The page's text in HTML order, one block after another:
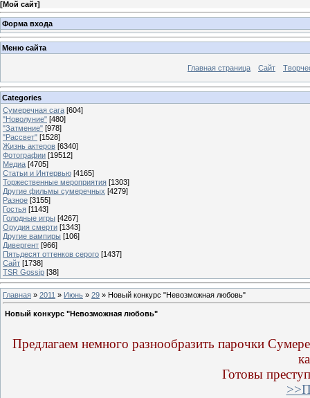
[Мой сайт]
Форма входа
Меню сайта
Главная страница Сайт
Categories
Сумеречная сага [604]
"Новолуние" [480]
"Затмение" [978]
"Рассвет" [1528]
Жизнь актеров [6340]
Фотографии [19512]
Медиа [4705]
Статьи и Интервью [4165]
Торжественные мероприятия [1303]
Другие фильмы сумеречных [4279]
Разное [3155]
Гостья [1143]
Голодные игры [4267]
Орудия смерти [1343]
Другие вампиры [106]
Дивергент [966]
Пятьдесят оттенков серого [1437]
Сайт [1738]
TSR Gossip [38]
Главная » 2011 » Июнь » 29 » Новый конкурс "Невозможная любовь"
Новый конкурс "Невозможная любовь"
Предлагаем немного разнообразить парочки
Готовы